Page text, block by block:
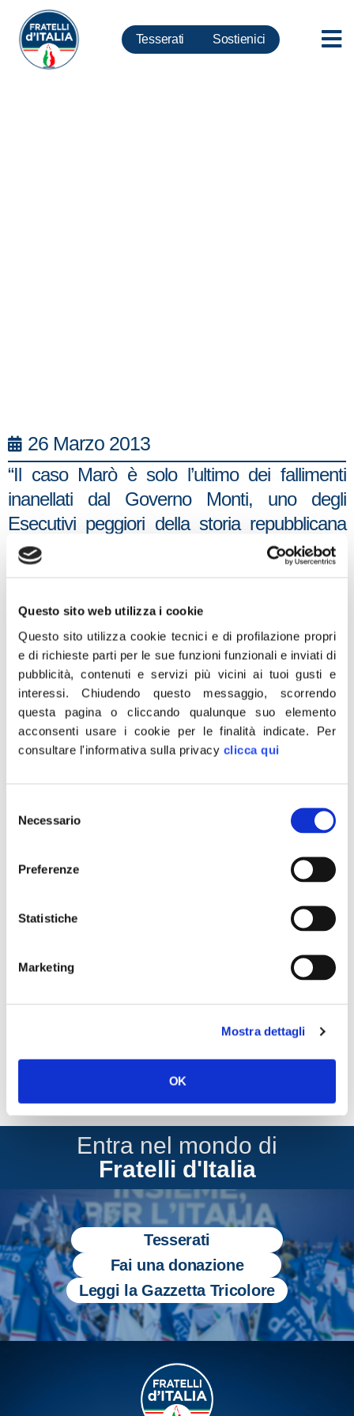
Questo sito web utilizza i cookie
Questo sito utilizza cookie tecnici e di profilazione propri
e di richieste parti per le sue funzioni funzionali e inviati di
pubblicità, contenuti e servizi più vicini ai tuoi gusti e
interessi.Chiudendo questo messaggio, scorrendo
questa pagina o cliccando qualunque suo elemento
acconsenti usare i cookie per le finalità indicate. Per
consultare l'informativa sulla privacy clicca qui
delNecessario
Preferenze
Statistiche
Marketing
Mostra dettagli
OK
Tesserati Sostienici
26 Marzo 2013
“Il caso Marò è solo l’ultimo dei fallimenti
inanellati dal Governo Monti, uno degli
Esecutivi peggiori della storia repubblicana
italiana. Oggi questo scempio viene
avvalorato dai dati del rapporto di Bruxelles
italiane sono quelle che in Europa hanno
subito di più la crisi, con il 15% della
popolazione in difficoltà economica e da
quelli dell’Ocse che parlano di un cuneo
fiscale che arriva a sfiorare il 50%.
È in ragione di questo disastro che non
governo che metta insieme forze politiche
È quanto dichiara Giorgia Meloni, fondatore
Roma, 26 marzo 2013
Entra nel mondo di
Fratelli d'Italia
Tesserati
Fai una donazione
Leggi la Gazzetta Tricolore